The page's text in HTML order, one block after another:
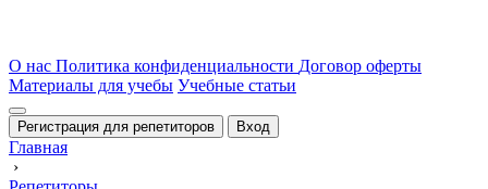
О нас Политика конфиденциальности Договор оферты
Материалы для учебы Учебные статьи
Регистрация для репетиторов Вход
Главная
›